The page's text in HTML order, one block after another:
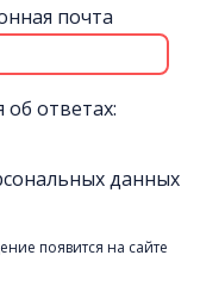
почта
ответах:
данных
появится на сайте